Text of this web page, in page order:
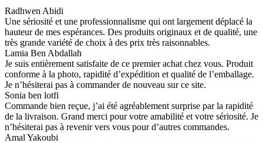
Radhwen Abidi
Une sériosité et une professionnalisme qui ont largement déplacé la
hauteur de mes espérances. Des produits originaux et de qualité, une
très grande variété de choix à des prix très raisonnables.
Lamia Ben Abdallah
Je suis entièrement satisfaite de ce premier achat chez vous. Produit
conforme à la photo, rapidité d’expédition et qualité de l’emballage.
Je n’hésiterai pas à commander de nouveau sur ce site.
Sonia ben lotfi
Commande bien reçue, j’ai été agréablement surprise par la rapidité
de la livraison. Grand merci pour votre amabilité et votre sériosité. Je
n’hésiterai pas à revenir vers vous pour d’autres commandes.
Amal Yakoubi